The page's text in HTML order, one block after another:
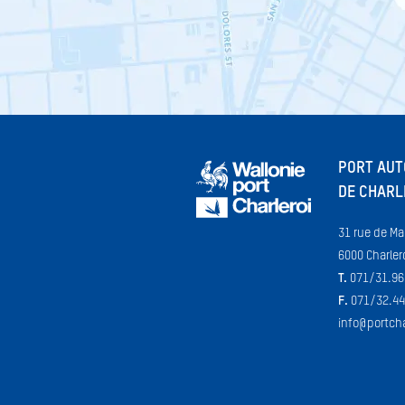
PORT
DE
31 rue de
6000
T. 071/
F. 071/